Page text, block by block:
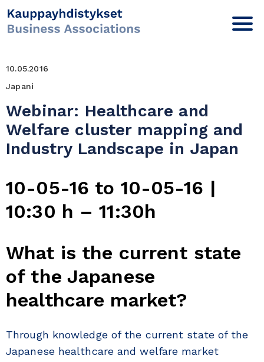
10.05.2016
Japani
Webinar: Healthcare and
Welfare cluster mapping and
Industry Landscape in Japan
10-05-16 to 10-05-16 |
10:30 h – 11:30h
What is the current state
of the Japanese
healthcare market?
Through knowledge of the current state of the
Japanese healthcare and welfare market